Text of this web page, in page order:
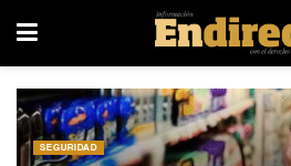
SEGURIDAD